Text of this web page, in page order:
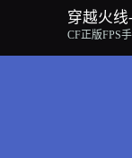
穿越火
CF正版FPS